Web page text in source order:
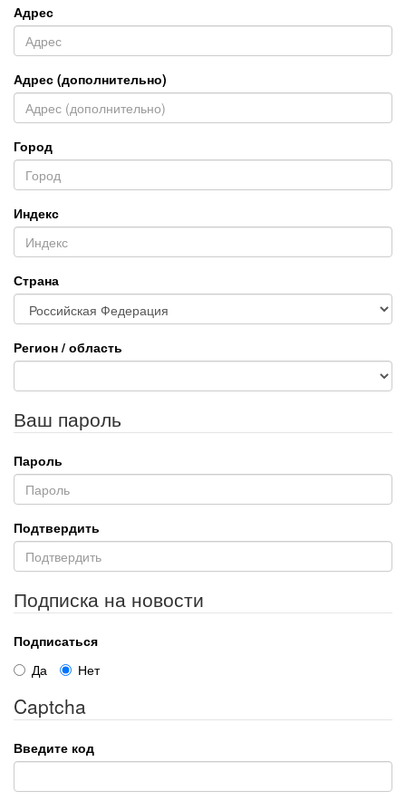
Адрес
Адрес (дополнительно)
Город
Индекс
Страна
Регион / область
Ваш пароль
Пароль
Подтвердить
Подписка на новости
Подписаться
Да
Нет
Captcha
Введите код